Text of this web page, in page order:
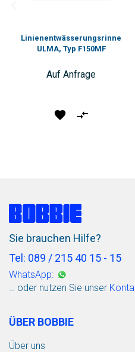
Linienentwässerungsrinne
ULMA, Typ F150MF
Auf Anfrage
Produkt
Sie brauchen Hilfe?
Tel: 089 / 215 40 15 - 15
WhatsApp:
… oder nutzen Sie unser
ÜBER BOBBIE
Über uns